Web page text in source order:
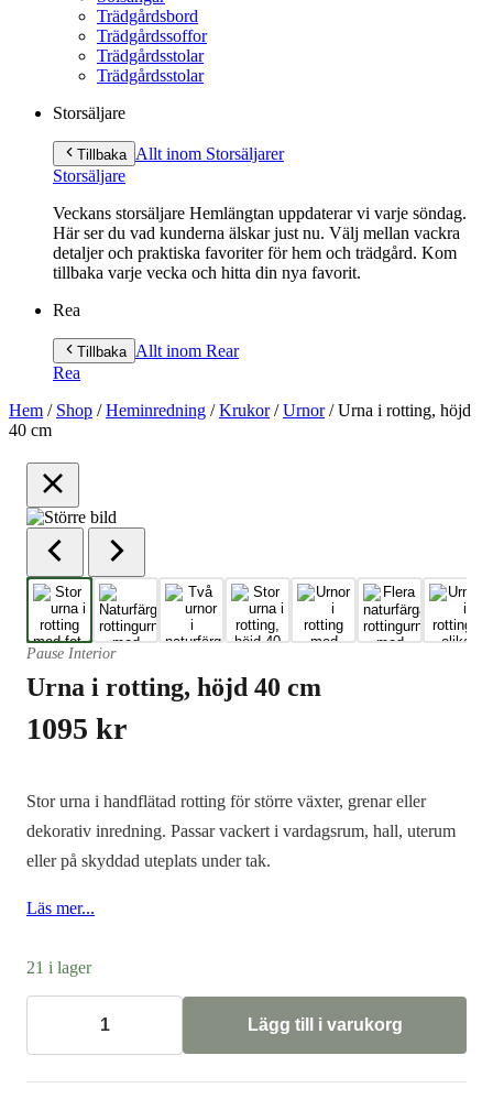
Trädgårdsbord
Trädgårdssoffor
Trädgårdsstolar
Trädgårdsstolar
Storsäljare
Tillbaka Allt inom Storsäljarer
Storsäljare
Veckans storsäljare Hemlängtan uppdaterar vi varje söndag.
Här ser du vad kunderna älskar just nu. Välj mellan vackra
detaljer och praktiska favoriter för hem och trädgård. Kom
tillbaka varje vecka och hitta din nya favorit.
Rea
Tillbaka Allt inom Rear
Rea
Hem / Shop /Heminredning /Krukor/Urnor/Urna i rotting, höjd
40 cm
Pause Interior
Urna i rotting, höjd 40 cm
1095 kr
Stor urna i handflätad rotting för större växter, grenar eller
dekorativ inredning. Passar vackert i vardagsrum, hall, uterum
eller på skyddad uteplats under tak.
Läs mer...
21 i lager
i
Lägg till i varukorg